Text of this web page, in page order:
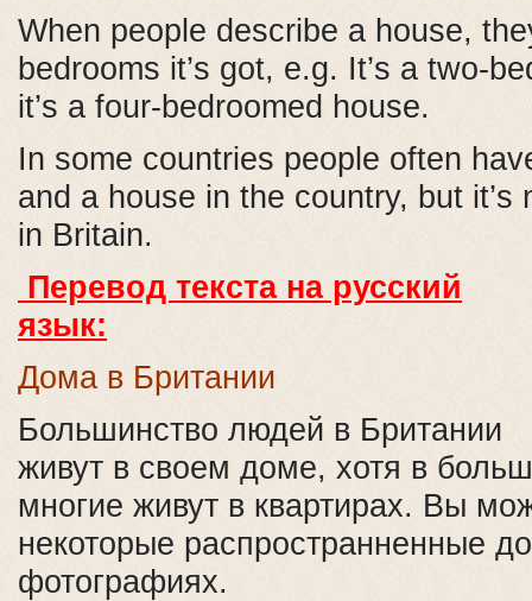
When people describe a house,
bedrooms it’s got, e.g. It’s a two-
it’s a four-bedroomed house.
In some countries people often
and a house in the country, but it’s
in Britain.
Перевод текста на русский
язык:
Дома в Британии
Большинство людей в Британии
живут в своем доме, хотя в
многие живут в квартирах. Вы
некоторые распространненные
фотографиях.